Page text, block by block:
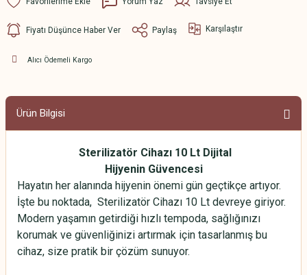
Fiyatı Düşünce Haber Ver Paylaş Karşılaştır
Alıcı Ödemeli Kargo
Ürün Bilgisi
Sterilizatör Cihazı 10 Lt Dijital
Hijyenin Güvencesi
Hayatın her alanında hijyenin önemi gün geçtikçe artıyor.
İşte bu noktada, Sterilizatör Cihazı 10 Lt devreye giriyor.
Modern yaşamın getirdiği hızlı tempoda, sağlığınızı
korumak ve güvenliğinizi artırmak için tasarlanmış bu
cihaz, size pratik bir çözüm sunuyor.